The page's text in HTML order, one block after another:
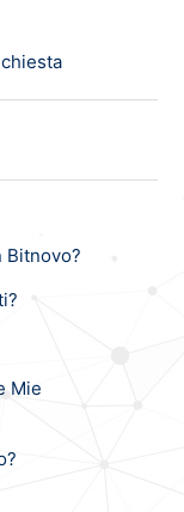
Bitnovo?
Mie